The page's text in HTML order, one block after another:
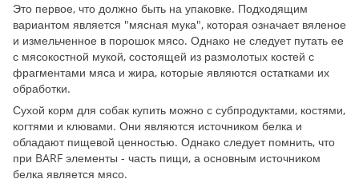
Это первое, что должно быть на упаковке. Подходящим
вариантом является "мясная мука", которая означает вяленое
и измельченное в порошок мясо. Однако не следует путать ее
с мясокостной мукой, состоящей из размолотых костей с
фрагментами мяса и жира, которые являются остатками их
обработки.
Сухой корм для собак купить можно с субпродуктами, костями,
когтями и клювами. Они являются источником белка и
обладают пищевой ценностью. Однако следует помнить, что
при BARF элементы - часть пищи, а основным источником
белка является мясо.